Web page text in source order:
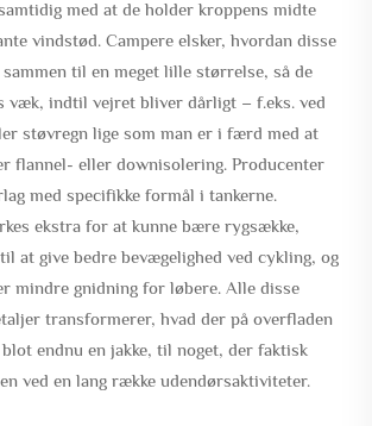
med at de holder kroppens midte
vindstød. Campere elsker, hvordan disse
sammen til en meget lille størrelse, så de
væk, indtil vejret bliver dårligt – f.eks. ved
støvregn lige som man er i færd med at
flannel- eller downisolering. Producenter
med specifikke formål i tankerne.
ekstra for at kunne bære rygsække,
at give bedre bevægelighed ved cykling, og
mindre gnidning for løbere. Alle disse
transformerer, hvad der på overfladen
endnu en jakke, til noget, der faktisk
ved en lang række udendørsaktiviteter.